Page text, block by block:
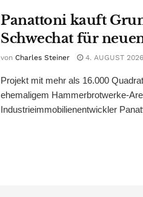
Panattoni kauft
Schwechat für
von Charles Steiner 4. AUGUST 2026
Projekt mit mehr als 16.000
ehemaligem Hammerbrotwerke-
Industrieimmobilienentwickler